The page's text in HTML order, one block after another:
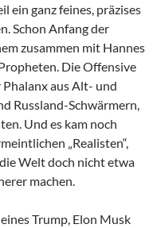
ein ganz feines, präzises
Schon Anfang der
zusammen mit Hannes
Die Offensive
aus Alt- und
Russland-Schwärmern,
Und es kam noch
„Realisten“,
Welt doch nicht etwa
machen.
Trump, Elon Musk